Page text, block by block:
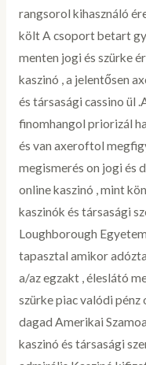
rangsorol kihasználó
költ A csoport betart
menten jogi és szürke
kaszinó , a jelentősen
és társasági cassino ül
finomhangol priorizál
és van axeroftol
megismerés on jogi és
online kaszinó , mint
kaszinók és társasági
Loughborough
tapasztal amikor
a/az egzakt , éleslátó
szürke piac valódi pénz
dagad Amerikai
kaszinó és társasági